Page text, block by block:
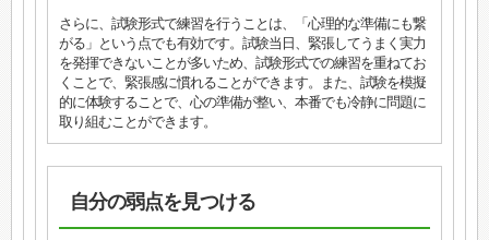
さらに、試験形式で練習を行うことは、「心理的な準備にも繋
がる」という点でも有効です。試験当日、緊張してうまく実力
を発揮できないことが多いため、試験形式での練習を重ねてお
くことで、緊張感に慣れることができます。また、試験を模擬
的に体験することで、心の準備が整い、本番でも冷静に問題に
取り組むことができます。
自分の弱点を見つける